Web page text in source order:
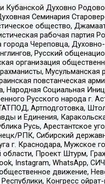
Кубанской Духовно
Семинария
общество,
рабочая
Череповца,
Русский
организация
Мусульманская
повстанческая
Народная Социальная
Русского народа г.
Артподготовка,
и Единения,
Русь, Арестантское
РПК, Сибирский
г. Краснодара,
Проект Штурм,
Instagram, WhatsApp,
общественное движение,
Конгресс